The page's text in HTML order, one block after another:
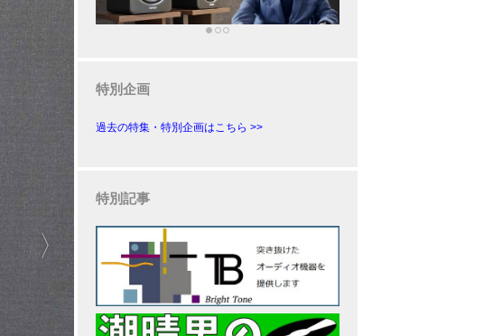
特別企画
過去の特集・特別企画はこちら >>
特別記事